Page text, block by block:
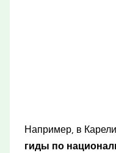
Например, в
гиды по